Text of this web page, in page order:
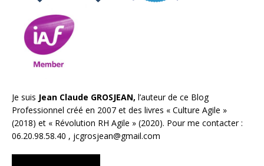
Je suis Jean Claude GROSJEAN, l’auteur de ce Blog
Professionnel créé en 2007 et des livres « Culture Agile »
(2018) et « Révolution RH Agile » (2020). Pour me contacter :
06.20.98.58.40 , jcgrosjean@gmail.com